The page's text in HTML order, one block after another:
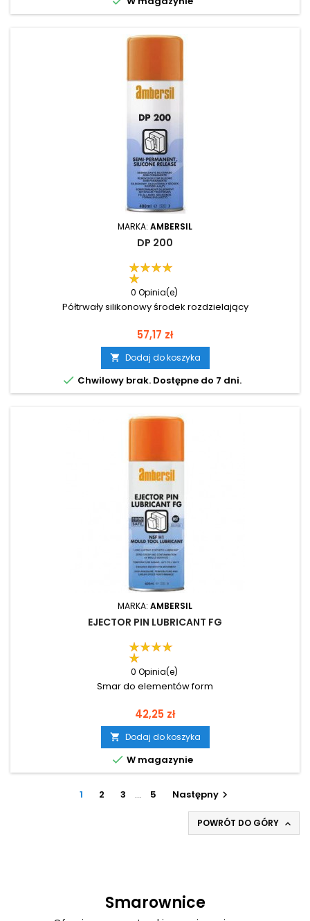
MARKA: AMBERSIL
DP 200
0 Opinia(e)
Półtrwały silikonowy środek rozdzielający
Cena
57,17 zł
 Dodaj do koszyka
 Chwilowy brak. Dostępne do 7 dni.
MARKA: AMBERSIL
EJECTOR PIN LUBRICANT FG
0 Opinia(e)
Smar do elementów form
Cena
42,25 zł
 Dodaj do koszyka
 W magazynie
1 2 3 … 5 Następny
POWRÓT DO GÓRY 
Smarownice